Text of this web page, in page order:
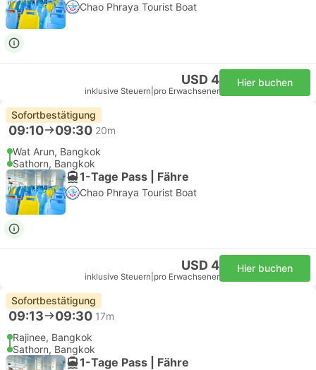
Chao Phraya Tourist Boat
USD 4
inklusive Steuern pro Erwachsener
Hier buchen
Sofortbestätigung
09:10 09:30 20m
Wat Arun, Bangkok
Sathorn, Bangkok
1-Tage Pass | Fähre
Chao Phraya Tourist Boat
USD 4
inklusive Steuern pro Erwachsener
Hier buchen
Sofortbestätigung
09:13 09:30 17m
Rajinee, Bangkok
Sathorn, Bangkok
1-Tage Pass | Fähre